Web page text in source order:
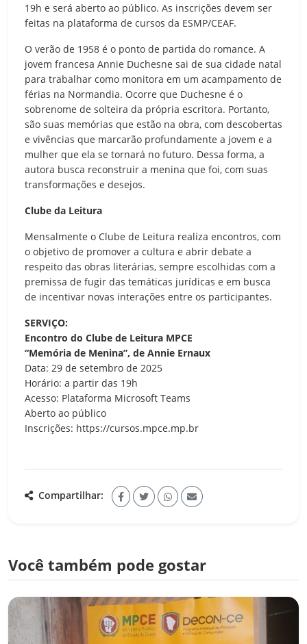
19h e será aberto ao público. As inscrições devem ser
feitas na plataforma de cursos da ESMP/CEAF.
O verão de 1958 é o ponto de partida do romance. A
jovem francesa Annie Duchesne sai de sua cidade natal
para trabalhar como monitora em um acampamento de
férias na Normandia. Ocorre que Duchesne é o
sobrenome de solteira da própria escritora. Portanto,
são suas memórias que estão na obra, com descobertas
e vivências que marcarão profundamente a jovem e a
mulher que ela se tornará no futuro. Dessa forma, a
autora busca reconstruir a menina que foi, com suas
transformações e desejos.
Clube da Leitura
Mensalmente o Clube de Leitura realiza encontros, com
o objetivo de promover a cultura e abrir debate a
respeito das obras literárias, sempre escolhidas com a
premissa de fugir das temáticas jurídicas e em busca
de incentivar novas interações entre os participantes.
SERVIÇO:
Encontro do Clube de Leitura MPCE
“Memória de Menina”, de Annie Ernaux
Data: 29 de setembro de 2025
Horário: a partir das 19h
Acesso: Plataforma Microsoft Teams
Aberto ao público
Inscrições: https://cursos.mpce.mp.br
Compartilhar:
Você também pode gostar